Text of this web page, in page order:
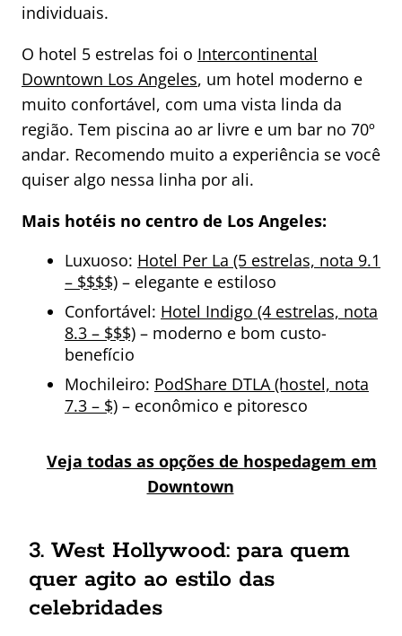
individuais.
O hotel 5 estrelas foi o Intercontinental
Downtown Los Angeles, um hotel moderno e
muito confortável, com uma vista linda da
região. Tem piscina ao ar livre e um bar no 70º
andar. Recomendo muito a experiência se você
quiser algo nessa linha por ali.
Mais hotéis no centro de Los Angeles:
Luxuoso: Hotel Per La (5 estrelas, nota 9.1
– $$$$) – elegante e estiloso
Confortável: Hotel Indigo (4 estrelas, nota
8.3 – $$$) – moderno e bom custo-
benefício
Mochileiro: PodShare DTLA (hostel, nota
7.3 – $) – econômico e pitoresco
Veja todas as opções de hospedagem em
Downtown
3. West Hollywood: para quem
quer agito ao estilo das
celebridades